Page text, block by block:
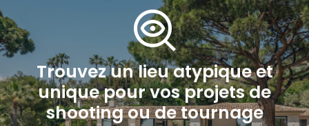
mystery
Trouvezunlieuatypiqueet
uniquepourvosprojetsde
shootingoudetournage